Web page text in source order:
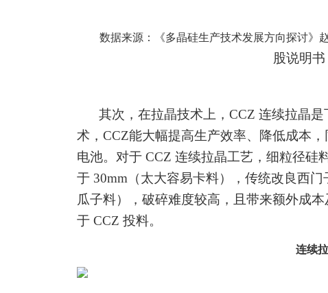
数据来源：《多晶硅生产技术发展方向探讨》
股说明
其次，在拉晶技术上， CCZ 连续拉晶
术， CCZ能大幅提高生产效率、降低成本
电池。 对于 CCZ 连续拉晶工艺，细粒径硅
于 30mm（太大容易卡料），传统改良西门
瓜子料），破碎难度较高，且带来额外成
于 CCZ 投料。
连续